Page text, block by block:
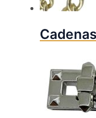
Cadenas